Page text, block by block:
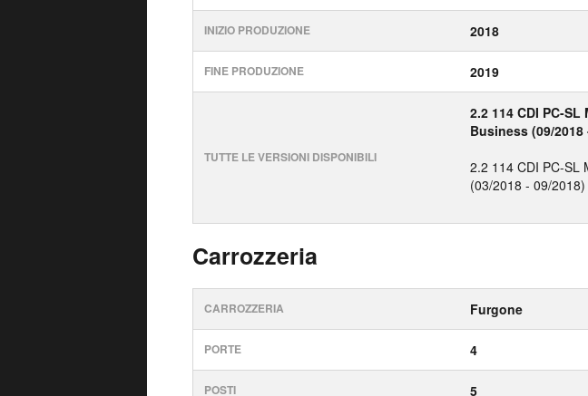
INIZIO PRODUZIONE 2018
FINE PRODUZIONE 2019
TUTTE LE VERSIONI DISPONIBILI
2.2 114 CDI PC-
Business (09/2018
2.2 114 CDI PC-SL
(03/2018 - 09/2018)
Carrozzeria
CARROZZERIA Furgone
PORTE 4
POSTI 5